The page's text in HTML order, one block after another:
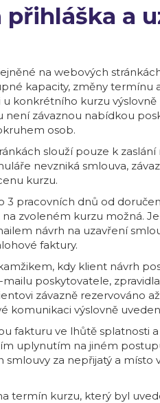
přihláška a
na webových
kapacity, změny termínu
konkrétního kurzu
závaznou nabídkou
osob.
slouží pouze k
nevzniká smlouva,
kurzu.
3 pracovních dnů od
zvoleném kurzu možná.
návrh na uzavření
faktury.
kdy klient návrh
poskytovatele,
závazně rezervováno
komunikaci výslovně
fakturu ve lhůtě splatnosti
uplynutím na jiném
smlouvy za nepřijatý a místo
termín kurzu, který byl